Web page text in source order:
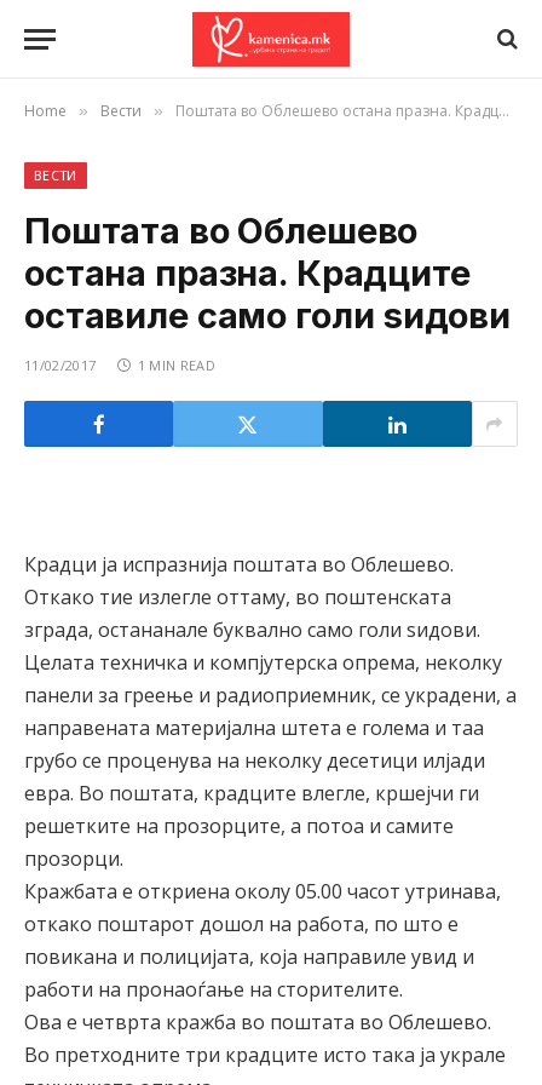
Home » Вести » Поштата во Облешево остана празна. Крадците оставиле само голи ѕидови
ВЕСТИ
Поштата во Облешево
остана празна. Крадците
оставиле само голи ѕидови
11/02/2017 1 MIN READ
Крадци ја испразнија поштата во Облешево.
Откако тие излегле оттаму, во поштенската
зграда, остананале буквално само голи ѕидови.
Целата техничка и компјутерска опрема, неколку
панели за греење и радиоприемник, се украдени, а
направената материјална штета е голема и таа
грубо се проценува на неколку десетици илјади
евра. Во поштата, крадците влегле, кршејчи ги
решетките на прозорците, а потоа и самите
прозорци.
Кражбата е откриена околу 05.00 часот утринава,
откако поштарот дошол на работа, по што е
повикана и полицијата, која направиле увид и
работи на пронаоѓање на сторителите.
Ова е четврта кражба во поштата во Облешево.
Во претходните три крадците исто така ја украле